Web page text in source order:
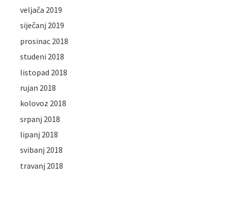
veljača 2019
siječanj 2019
prosinac 2018
studeni 2018
listopad 2018
rujan 2018
kolovoz 2018
srpanj 2018
lipanj 2018
svibanj 2018
travanj 2018